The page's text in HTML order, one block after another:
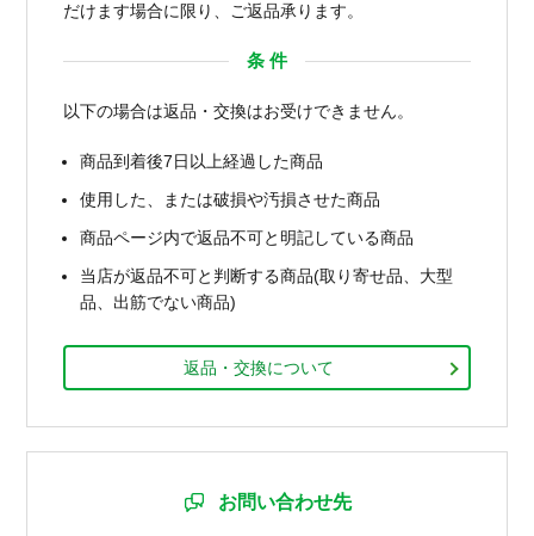
だけます場合に限り、ご返品承ります。
条 件
以下の場合は返品・交換はお受けできません。
商品到着後7日以上経過した商品
使用した、または破損や汚損させた商品
商品ページ内で返品不可と明記している商品
当店が返品不可と判断する商品(取り寄せ品、大型
品、出筋でない商品)
返品・交換について
お問い合わせ先